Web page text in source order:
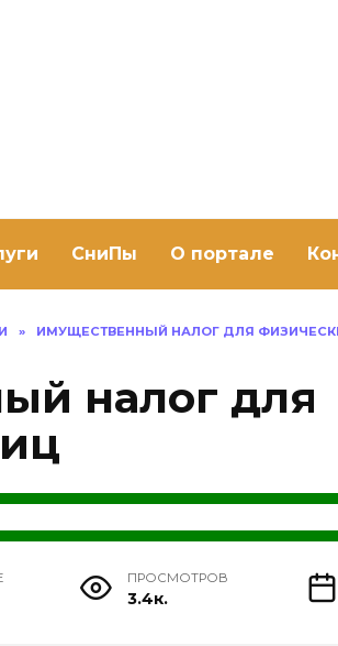
СниПы О портале
» ИМУЩЕСТВЕННЫЙ НАЛОГ ДЛЯ
налог для
ПРОСМОТРОВ
3.4к.